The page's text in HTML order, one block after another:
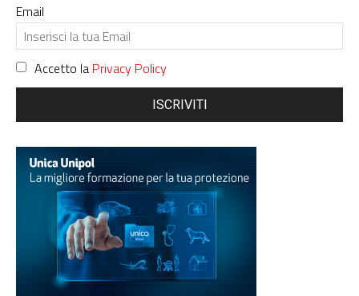
Email
Accetto la Privacy Policy
ISCRIVITI